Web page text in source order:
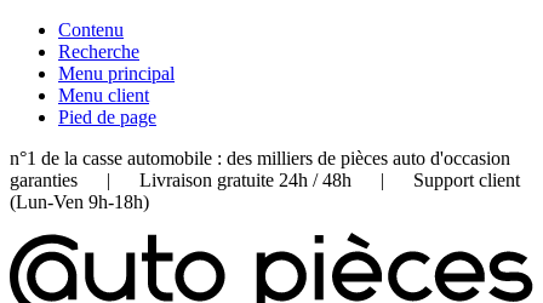
Contenu
Recherche
Menu principal
Menu client
Pied de page
n°1 de la casse automobile : des milliers de pièces auto d'occasion
garanties | Livraison gratuite 24h / 48h | Support client
(Lun-Ven 9h-18h)